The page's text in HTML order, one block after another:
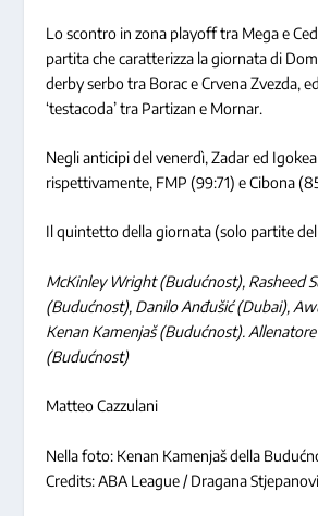
Lo scontro in zona playoff tra Mega e
partita che caratterizza la giornata di
derby serbo tra Borac e Crvena Zvezda,
‘testacoda’ tra Partizan e Mornar.
Negli anticipi del venerdì, Zadar ed
rispettivamente, FMP (99:71) e Cibona
Il quintetto della giornata (solo partite
McKinley Wright (Budućnost), Rasheed
(Budućnost), Danilo Anđušić (Dubai),
Kenan Kamenjaš (Budućnost).
(Budućnost)
Matteo Cazzulani
Nella foto: Kenan Kamenjaš della
Credits: ABA League / Dragana